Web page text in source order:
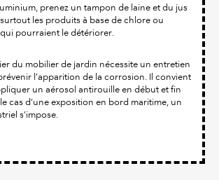
prenez un tampon de laine et du jus
les produits à base de chlore ou
pourraient le détériorer.
du mobilier de jardin nécessite un entretien
l’apparition de la corrosion. Il convient
un aérosol antirouille en début et fin
cas d’une exposition en bord maritime, un
s’impose.